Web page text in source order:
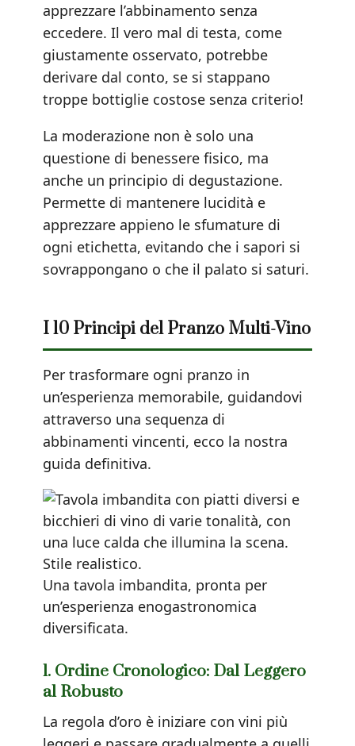
apprezzare l’abbinamento senza
eccedere. Il vero mal di testa, come
giustamente osservato, potrebbe
derivare dal conto, se si stappano
troppe bottiglie costose senza criterio!
La moderazione non è solo una
questione di benessere fisico, ma
anche un principio di degustazione.
Permette di mantenere lucidità e
apprezzare appieno le sfumature di
ogni etichetta, evitando che i sapori si
sovrappongano o che il palato si saturi.
I 10 Principi del Pranzo Multi-Vino
Per trasformare ogni pranzo in
un’esperienza memorabile, guidandovi
attraverso una sequenza di
abbinamenti vincenti, ecco la nostra
guida definitiva.
Una tavola imbandita, pronta per
un’esperienza enogastronomica
diversificata.
1. Ordine Cronologico: Dal Leggero
al Robusto
La regola d’oro è iniziare con vini più